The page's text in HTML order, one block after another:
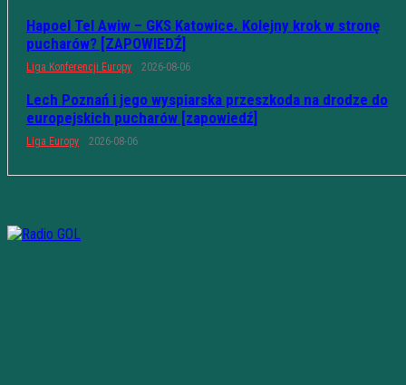
Hapoel Tel Awiw – GKS Katowice. Kolejny krok w stronę
pucharów? [ZAPOWIEDŹ]
Liga Konferencji Europy 2026-08-06
Lech Poznań i jego wyspiarska przeszkoda na drodze do
europejskich pucharów [zapowiedź]
Liga Europy 2026-08-06